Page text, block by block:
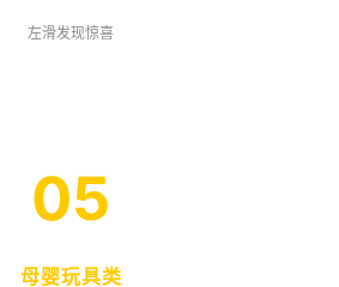
左滑发现惊喜
05
母婴玩具类